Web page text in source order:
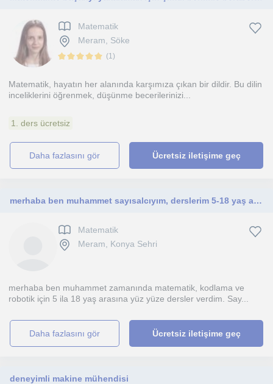
Matematik
Meram, Söke
(1)
Matematik, hayatın her alanında karşımıza çıkan bir dildir. Bu dilin
inceliklerini öğrenmek, düşünme becerilerinizi...
1. ders ücretsiz
daha fazlasını gör Ücretsiz iletişime geç
merhaba ben muhammet sayısalcıyım, derslerim 5-18 yaş arasına yönelik.
Matematik
Meram, Konya Sehri
merhaba ben muhammet zamanında matematik, kodlama ve
robotik için 5 ila 18 yaş arasına yüz yüze dersler verdim. Say...
daha fazlasını gör Ücretsiz iletişime geç
deneyimli makine mühendisi